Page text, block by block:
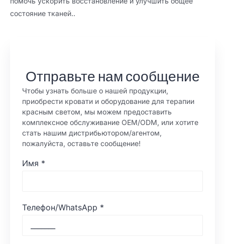
состояние тканей..
Отправьте нам сообщение
Чтобы узнать больше о нашей продукции,
приобрести кровати и оборудование для терапии
красным светом, мы можем предоставить
комплексное обслуживание OEM/ODM, или хотите
стать нашим дистрибьютором/агентом,
пожалуйста, оставьте сообщение!
Имя *
Телефон/WhatsApp *